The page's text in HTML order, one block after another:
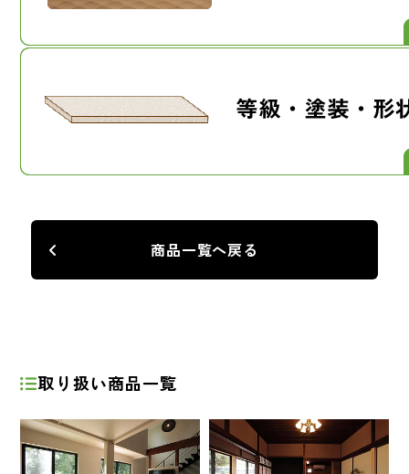
商品一覧へ戻る
取り扱い商品一覧